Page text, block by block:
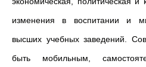
изменения в воспитании и
высших учебных заведений.
быть мобильным,